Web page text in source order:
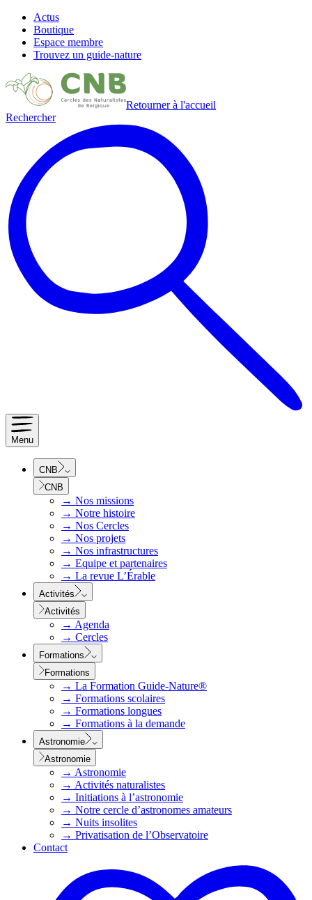
Actus
Boutique
Espace membre
Trouvez un guide-nature
Retourner à l'accueil
Rechercher
Menu
CNB
CNB
→ Nos missions
→ Notre histoire
→ Nos Cercles
→ Nos projets
→ Nos infrastructures
→ Equipe et partenaires
→ La revue L’Érable
Activités
Activités
→ Agenda
→ Cercles
Formations
Formations
→ La Formation Guide-Nature®
→ Formations scolaires
→ Formations longues
→ Formations à la demande
Astronomie
Astronomie
→ Astronomie
→ Activités naturalistes
→ Initiations à l’astronomie
→ Notre cercle d’astronomes amateurs
→ Nuits insolites
→ Privatisation de l’Observatoire
Contact